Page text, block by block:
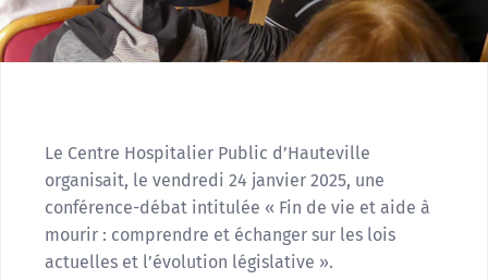
Le Centre Hospitalier Public d’Hauteville
organisait, le vendredi 24 janvier 2025, une
conférence-débat intitulée « Fin de vie et aide à
mourir : comprendre et échanger sur les lois
actuelles et l’évolution législative ».